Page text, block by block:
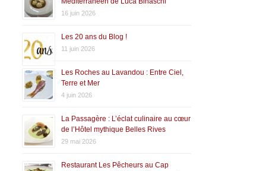
16 juin 2026
Les 20 ans du Blog !
11 juin 2026
Les Roches au Lavandou : Entre Ciel,
Terre et Mer
4 juin 2026
La Passagère : L’éclat culinaire au cœur
de l’Hôtel mythique Belles Rives
29 mai 2026
Restaurant Les Pêcheurs au Cap